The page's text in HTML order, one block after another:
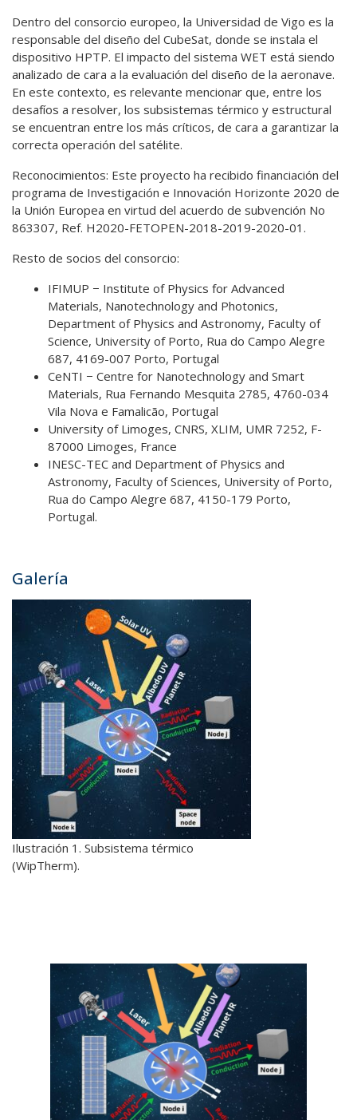
Dentro del consorcio europeo, la Universidad de Vigo es la
responsable del diseño del CubeSat, donde se instala el
dispositivo HPTP. El impacto del sistema WET está siendo
analizado de cara a la evaluación del diseño de la aeronave.
En este contexto, es relevante mencionar que, entre los
desafíos a resolver, los subsistemas térmico y estructural
se encuentran entre los más críticos, de cara a garantizar la
correcta operación del satélite.
Reconocimientos: Este proyecto ha recibido financiación del
programa de Investigación e Innovación Horizonte 2020 de
la Unión Europea en virtud del acuerdo de subvención No
863307, Ref. H2020-FETOPEN-2018-2019-2020-01.
Resto de socios del consorcio:
IFIMUP − Institute of Physics for Advanced
Materials, Nanotechnology and Photonics,
Department of Physics and Astronomy, Faculty of
Science, University of Porto, Rua do Campo Alegre
687, 4169-007 Porto, Portugal
CeNTI − Centre for Nanotechnology and Smart
Materials, Rua Fernando Mesquita 2785, 4760-034
Vila Nova e Famalicão, Portugal
University of Limoges, CNRS, XLIM, UMR 7252, F-
87000 Limoges, France
INESC-TEC and Department of Physics and
Astronomy, Faculty of Sciences, University of Porto,
Rua do Campo Alegre 687, 4150-179 Porto,
Portugal.
Galería
Ilustración 1. Subsistema térmico
(WipTherm).